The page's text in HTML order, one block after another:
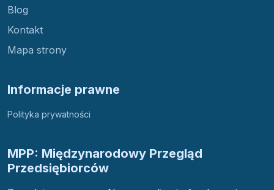
Blog
Kontakt
Mapa strony
Informacje prawne
Polityka prywatności
MPP: Międzynarodowy Przegląd
Przedsiębiorców